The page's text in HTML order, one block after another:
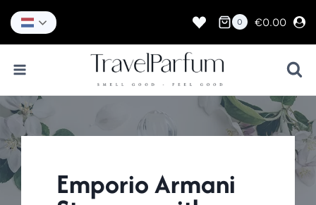
naar
inhoud
0 €0.00
Emporio Armani